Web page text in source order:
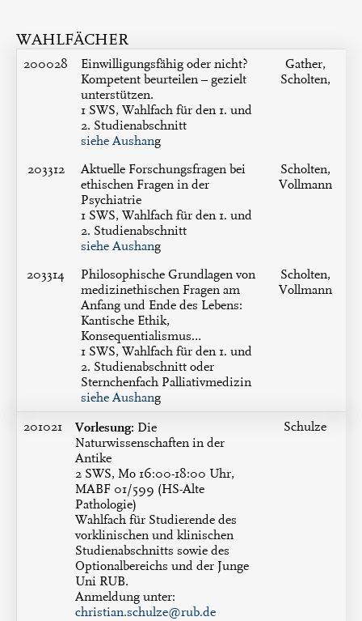
WAHLFÄCHER
200028
Einwilligungsfähig oder nicht?
Kompetent beurteilen – gezielt
unterstützen.
1 SWS, Wahlfach für den 1. und
2. Studienabschnitt
siehe Aushang
Gather,
Scholten,
203312
Aktuelle Forschungsfragen bei
ethischen Fragen in der
Psychiatrie
1 SWS, Wahlfach für den 1. und
2. Studienabschnitt
siehe Aushang
Scholten,
Vollmann
203314
Philosophische Grundlagen von
medizinethischen Fragen am
Anfang und Ende des Lebens:
Kantische Ethik,
Konsequentialismus…
1 SWS, Wahlfach für den 1. und
2. Studienabschnitt oder
Sternchenfach Palliativmedizin
siehe Aushang
Scholten,
Vollmann
201021 Vorlesung: Die
Naturwissenschaften in der
Antike
2 SWS, Mo 16:00-18:00 Uhr,
MABF 01/599 (HS-Alte
Pathologie)
Wahlfach für Studierende des
vorklinischen und klinischen
Studienabschnitts sowie des
Optionalbereichs und der Junge
Uni RUB.
Anmeldung unter:
christian.schulze@rub.de
Schulze